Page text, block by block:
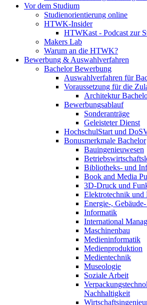
Vor dem Studium
Studienorientierung online
HTWK-Insider
HTWKast - Podcast zur
Makers Lab
Warum an die HTWK?
Bewerbung & Auswahlverfahren
Bachelor Bewerbung
Auswahlverfahren für
Voraussetzung für die
Architektur
Bewerbungsablauf
Sonderanträge
Geleisteter Dienst
HochschulStart und
Bonusmerkmale Bachelor
Bauingenieuwesen
Bibliotheks- und
Book and Media
3D-Druck und
Elektrotechnik und
Energie-,
Informatik
International
Maschinenbau
Medieninformatik
Medienproduktion
Medientechnik
Museologie
Soziale Arbeit
Nachhaltigkeit